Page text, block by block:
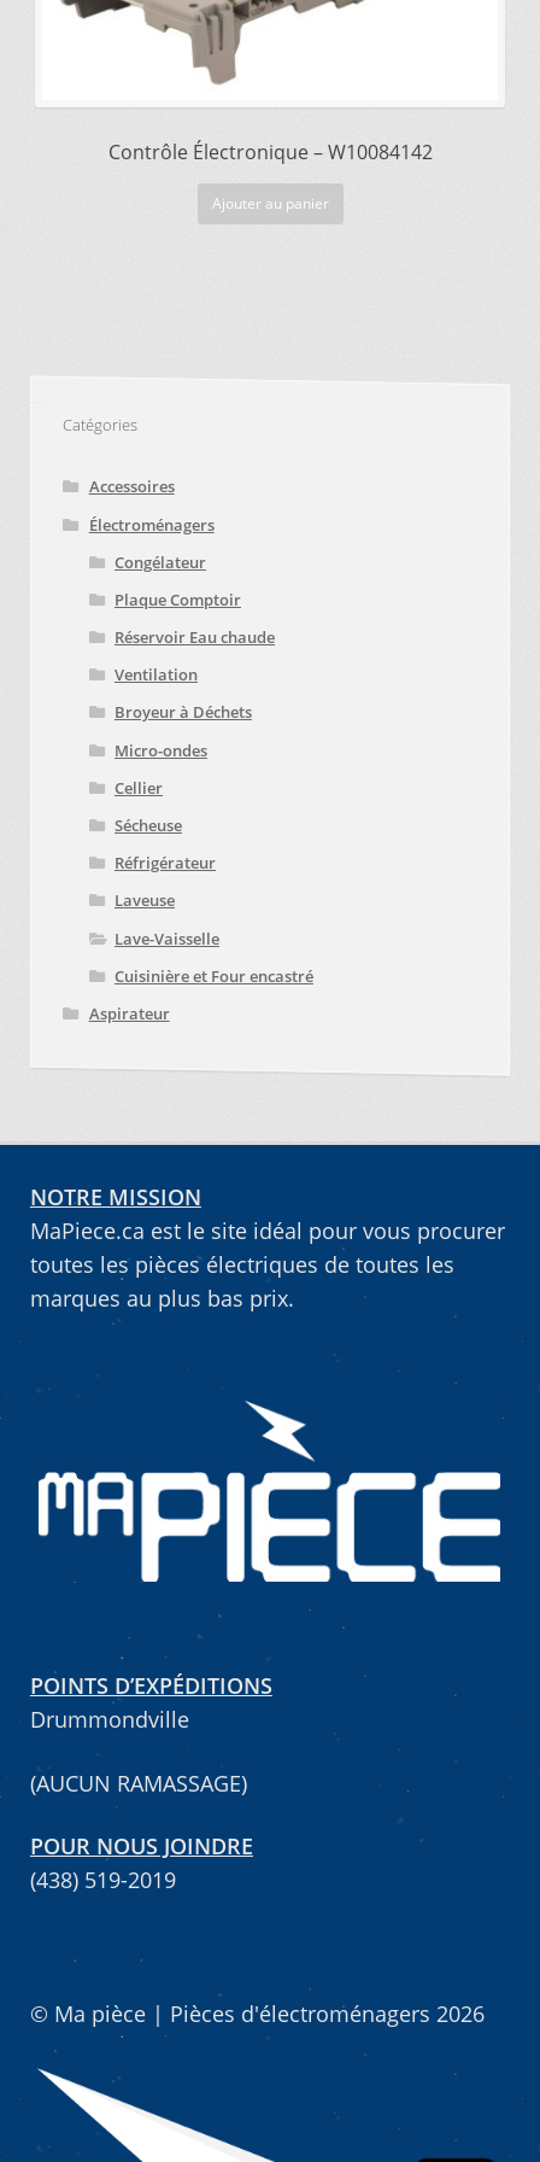
Contrôle Électronique – W10084142
Ajouter au panier
Catégories
Accessoires
Électroménagers
Congélateur
Plaque Comptoir
Réservoir Eau chaude
Ventilation
Broyeur à Déchets
Micro-ondes
Cellier
Sécheuse
Réfrigérateur
Laveuse
Lave-Vaisselle
Cuisinière et Four encastré
Aspirateur
NOTRE MISSION
MaPiece.ca est le site idéal pour vous procurer
toutes les pièces électriques de toutes les
marques au plus bas prix.
POINTS D’EXPÉDITIONS
Drummondville
(AUCUN RAMASSAGE)
POUR NOUS JOINDRE
(438) 519-2019
© Ma pièce | Pièces d'électroménagers 2026